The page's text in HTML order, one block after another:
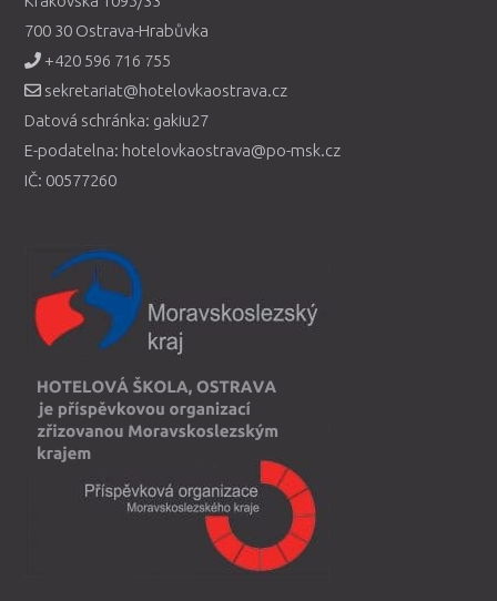
700 30 Ostrava-Hrabůvka
+420 596 716 755
sekretariat@hotelovkaostrava.cz
Datová schránka: gakiu27
E-podatelna: hotelovkaostrava@po-msk.cz
IČ: 00577260